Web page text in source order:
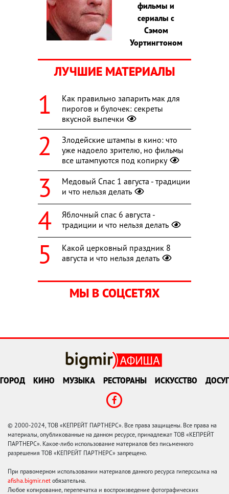
фильмы и
сериалы с
Сэмом
Уортингтоном
ЛУЧШИЕ МАТЕРИАЛЫ
Как правильно запарить мак для
пирогов и булочек: секреты
вкусной выпечки
Злодейские штампы в кино: что
уже надоело зрителю, но фильмы
все штампуются под копирку
Медовый Спас 1 августа - традиции
и что нельзя делать
Яблочный спас 6 августа -
традиции и что нельзя делать
Какой церковный праздник 8
августа и что нельзя делать
МЫ В СОЦСЕТЯХ
ГОРОД КИНО МУЗЫКА РЕСТОРАНЫ ИСКУССТВО ДОСУГ
© 2000-2024, ТОВ «КЕПРЕЙТ ПАРТНЕРС». Все права защищены. Все права на
материалы, опубликованные на данном ресурсе, принадлежат ТОВ «КЕПРЕЙТ
ПАРТНЕРС». Какое-либо использование материалов без письменного
разрешения ТОВ «КЕПРЕЙТ ПАРТНЕРС» запрещено.
При правомерном использовании материалов данного ресурса гиперссылка на
afisha.bigmir.net обязательна.
Любое копирование, перепечатка и воспроизведение фотографических